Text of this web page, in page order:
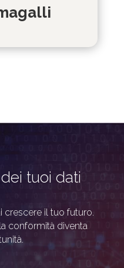
tuoi dati
crescere il tuo futuro.
conformità diventa